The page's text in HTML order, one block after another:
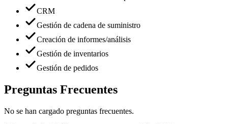
CRM
Gestión de cadena de suministro
Creación de informes/análisis
Gestión de inventarios
Gestión de pedidos
Preguntas Frecuentes
No se han cargado preguntas frecuentes.